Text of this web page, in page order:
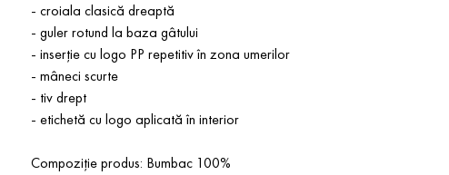
- croiala clasică dreaptă
- guler rotund la baza gâtului
- inserție cu logo PP repetitiv în zona umerilor
- mâneci scurte
- tiv drept
- etichetă cu logo aplicată în interior
Compoziție produs: Bumbac 100%